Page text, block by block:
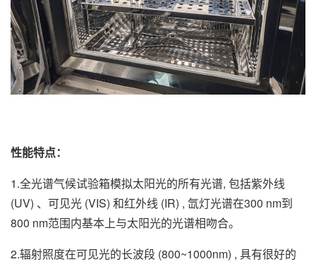
性能特点：
1.全光谱气候试验箱模拟太阳光的所有光谱, 包括紫外线
(UV) 、可见光 (VIS) 和红外线 (IR) , 氙灯光谱在300 nm到
800 nm范围内基本上与太阳光的光谱相吻合。
2.辐射照度在可见光的长波段 (800~1000nm) , 具有很好的